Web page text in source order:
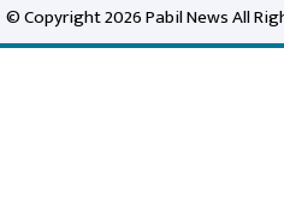
© Copyright 2026 Pabil News All